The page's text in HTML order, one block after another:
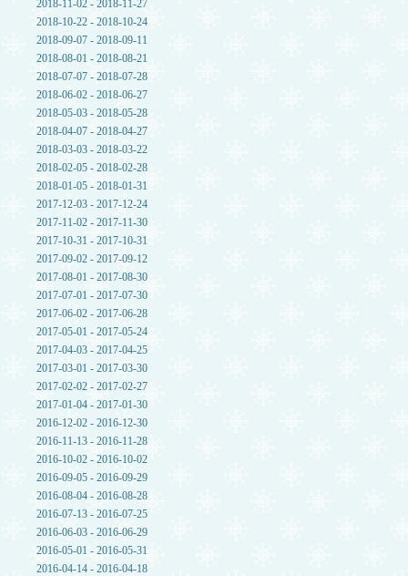
2018-11-02 - 2018-11-27
2018-10-22 - 2018-10-24
2018-09-07 - 2018-09-11
2018-08-01 - 2018-08-21
2018-07-07 - 2018-07-28
2018-06-02 - 2018-06-27
2018-05-03 - 2018-05-28
2018-04-07 - 2018-04-27
2018-03-03 - 2018-03-22
2018-02-05 - 2018-02-28
2018-01-05 - 2018-01-31
2017-12-03 - 2017-12-24
2017-11-02 - 2017-11-30
2017-10-31 - 2017-10-31
2017-09-02 - 2017-09-12
2017-08-01 - 2017-08-30
2017-07-01 - 2017-07-30
2017-06-02 - 2017-06-28
2017-05-01 - 2017-05-24
2017-04-03 - 2017-04-25
2017-03-01 - 2017-03-30
2017-02-02 - 2017-02-27
2017-01-04 - 2017-01-30
2016-12-02 - 2016-12-30
2016-11-13 - 2016-11-28
2016-10-02 - 2016-10-02
2016-09-05 - 2016-09-29
2016-08-04 - 2016-08-28
2016-07-13 - 2016-07-25
2016-06-03 - 2016-06-29
2016-05-01 - 2016-05-31
2016-04-14 - 2016-04-18